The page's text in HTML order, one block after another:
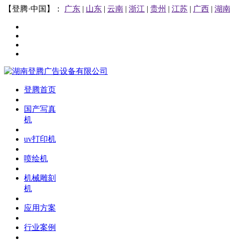
【登腾·中国】： 广东 | 山东 | 云南 | 浙江 | 贵州 | 江苏 | 广西 | 湖南
登腾首页
国产写真
机
uv打印机
喷绘机
机械雕刻
机
应用方案
行业案例